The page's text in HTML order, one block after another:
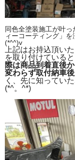
同色全塗装施工が叶
ィーコーティング」を
(*^^)v
上記はお持込頂い
を取り付けている
際は商品到着直後
変わらず取付納車
く、先に知ってい
(*^。^*)